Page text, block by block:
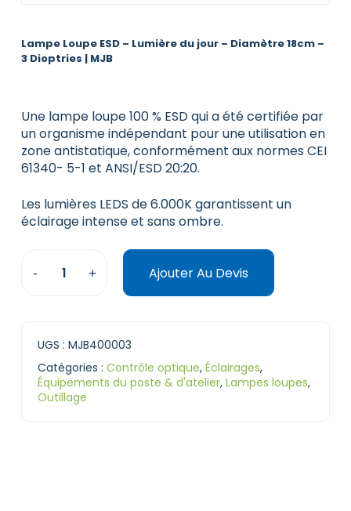
Lampe Loupe ESD – Lumière du jour – Diamètre 18cm –
3 Dioptries | MJB
Une lampe loupe 100 % ESD qui a été certifiée par
un organisme indépendant pour une utilisation en
zone antistatique, conformément aux normes CEI
61340- 5-1 et ANSI/ESD 20:20.
Les lumières LEDS de 6.000K garantissent un
éclairage intense et sans ombre.
Ajouter Au Devis
UGS : MJB400003
Catégories : Contrôle optique, Éclairages,
Équipements du poste & d'atelier, Lampes loupes,
Outillage